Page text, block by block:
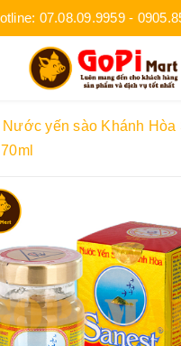
07.08.09.9959-
Nước yến sào Khánh Hòa